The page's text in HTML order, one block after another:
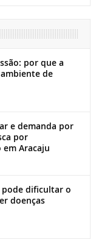
por que a
de
e demanda por
por
Aracaju
pode dificultar o
doenças